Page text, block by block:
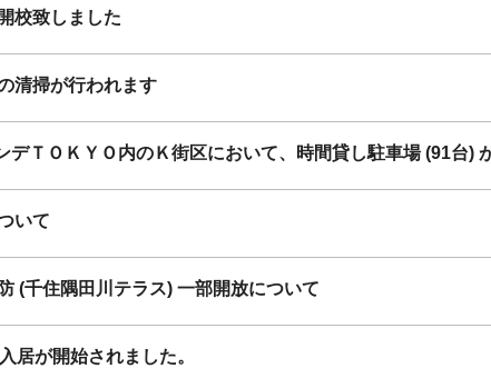
校致しました
清掃が行われます
ＴＯＫＹＯ内のＫ街区において、時間貸し駐車場 (91台)
いて
(千住隅田川テラス) 一部開放について
居が開始されました。